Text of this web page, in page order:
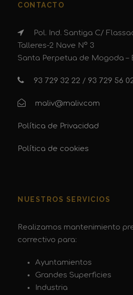
CONTACTO
Pol. Ind. Santiga C/
Talleres-2 Nave Nº 3
Santa Perpetua de Mogoda –
93 729 32 22 / 93 729 56
maliv@maliv.com
Política de Privacidad
Política de cookies
NUESTROS SERVICIOS
Realizamos mantenimiento
correctivo para:
Ayuntamientos
Grandes Superficies
Industria